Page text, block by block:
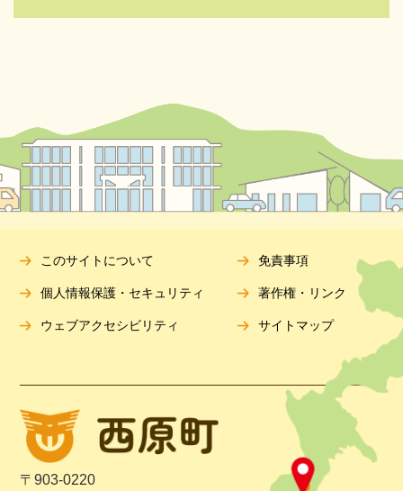
〒903-0220
このサイトについて 免責事項
個人情報保護・セキュリティ 著作権・リンク
ウェブアクセシビリティ サイトマップ